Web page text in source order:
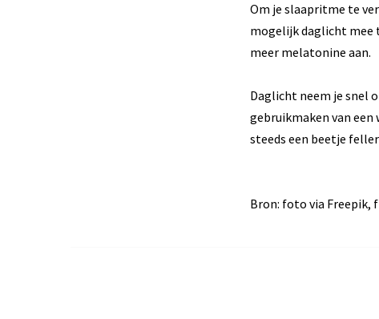
Om je slaapritme te
mogelijk daglicht mee
meer melatonine aan.
Daglicht neem je snel
gebruikmaken van
steeds een beetje
Bron: foto via Freepik,